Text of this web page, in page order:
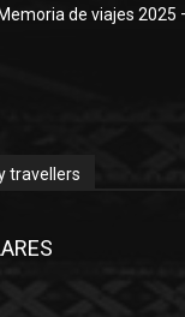
Memoria de viajes 2025
travellers